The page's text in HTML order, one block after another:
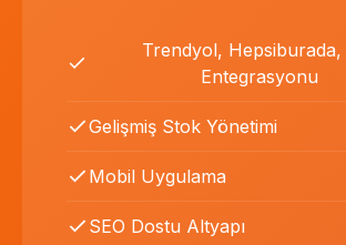
Trendyol, Hepsiburada,
Entegrasyonu
Gelişmiş Stok Yönetimi
Mobil Uygulama
SEO Dostu Altyapı